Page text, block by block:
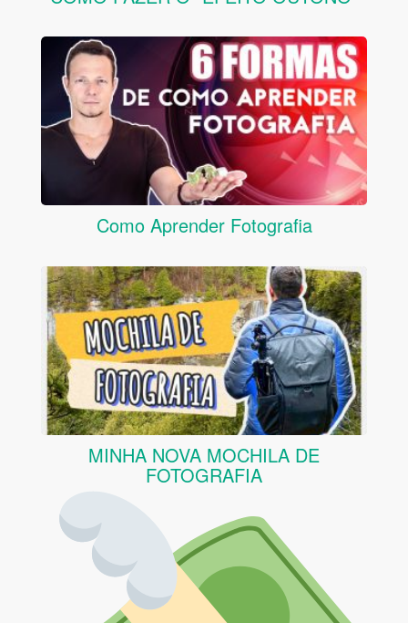
Como Aprender Fotografia
MINHA NOVA MOCHILA DE
FOTOGRAFIA